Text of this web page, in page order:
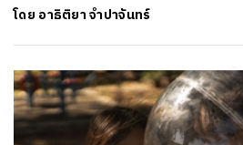
โดย อาธิติยา จำปาจันทร์